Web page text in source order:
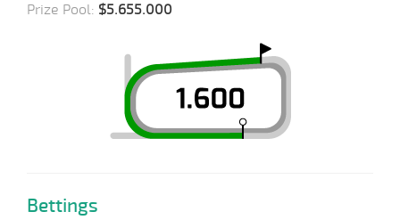
Prize Pool: $5.655.000
Bettings